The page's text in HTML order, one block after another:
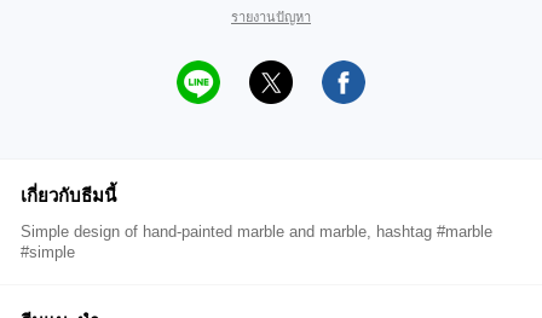
รายงานปัญหา
เกี่ยวกับธีมนี้
Simple design of hand-painted marble and marble, hashtag #marble
#simple